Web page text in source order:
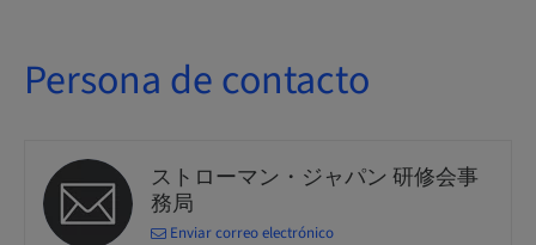
Persona de contacto
ストローマン・ジャパン 研修会事
務局
Enviar correo electrónico